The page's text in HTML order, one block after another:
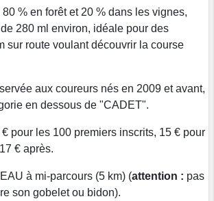
% en forêt et 20 % dans les vignes,
280 ml environ, idéale pour des
sur route voulant découvrir la course
aux coureurs nés en 2009 et avant,
en dessous de "CADET".
pour les 100 premiers inscrits, 15 € pour
€ après.
à mi-parcours (5 km) (attention : pas
son gobelet ou bidon).